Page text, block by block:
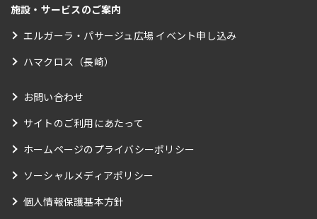
施設・サービスのご案内
エルガーラ・パサージュ広場 イベント申し込み
ハマクロス（長崎）
お問い合わせ
サイトのご利用にあたって
ホームページのプライバシーポリシー
ソーシャルメディアポリシー
個人情報保護基本方針